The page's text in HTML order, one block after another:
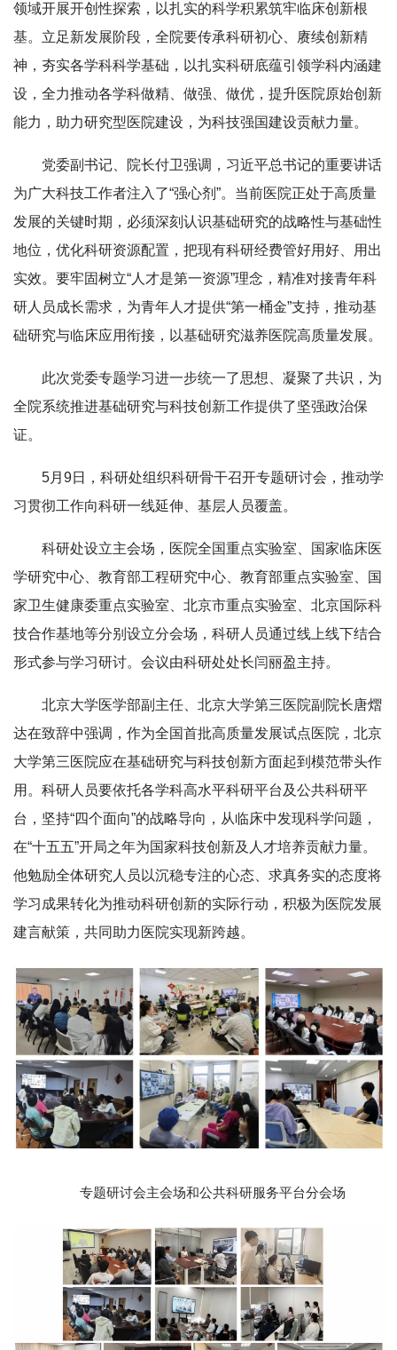
领域开展开创性探索，以扎实的科学积累筑牢临床创新根
基。立足新发展阶段，全院要传承科研初心、赓续创新精
神，夯实各学科科学基础，以扎实科研底蕴引领学科内涵建
设，全力推动各学科做精、做强、做优，提升医院原始创新
能力，助力研究型医院建设，为科技强国建设贡献力量。
党委副书记、院长付卫强调，习近平总书记的重要讲话
为广大科技工作者注入了“强心剂”。当前医院正处于高质量
发展的关键时期，必须深刻认识基础研究的战略性与基础性
地位，优化科研资源配置，把现有科研经费管好用好、用出
实效。要牢固树立“人才是第一资源”理念，精准对接青年科
研人员成长需求，为青年人才提供“第一桶金”支持，推动基
础研究与临床应用衔接，以基础研究滋养医院高质量发展。
此次党委专题学习进一步统一了思想、凝聚了共识，为
全院系统推进基础研究与科技创新工作提供了坚强政治保
证。
5月9日，科研处组织科研骨干召开专题研讨会，推动学
习贯彻工作向科研一线延伸、基层人员覆盖。
科研处设立主会场，医院全国重点实验室、国家临床医
学研究中心、教育部工程研究中心、教育部重点实验室、国
家卫生健康委重点实验室、北京市重点实验室、北京国际科
技合作基地等分别设立分会场，科研人员通过线上线下结合
形式参与学习研讨。会议由科研处处长闫丽盈主持。
北京大学医学部副主任、北京大学第三医院副院长唐熠
达在致辞中强调，作为全国首批高质量发展试点医院，北京
大学第三医院应在基础研究与科技创新方面起到模范带头作
用。科研人员要依托各学科高水平科研平台及公共科研平
台，坚持“四个面向”的战略导向，从临床中发现科学问题，
在“十五五”开局之年为国家科技创新及人才培养贡献力量。
他勉励全体研究人员以沉稳专注的心态、求真务实的态度将
学习成果转化为推动科研创新的实际行动，积极为医院发展
建言献策，共同助力医院实现新跨越。
专题研讨会主会场和公共科研服务平台分会场